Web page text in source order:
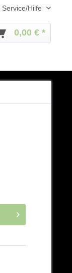
Service/Hilfe
0,00 € *